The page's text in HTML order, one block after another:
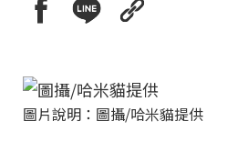
圖片說明：圖攝/哈米貓提供